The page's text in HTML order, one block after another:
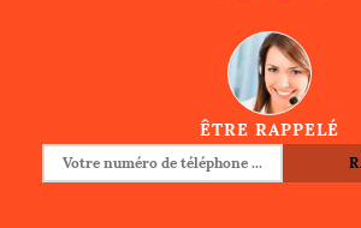
ÊTRE RAPPELÉ